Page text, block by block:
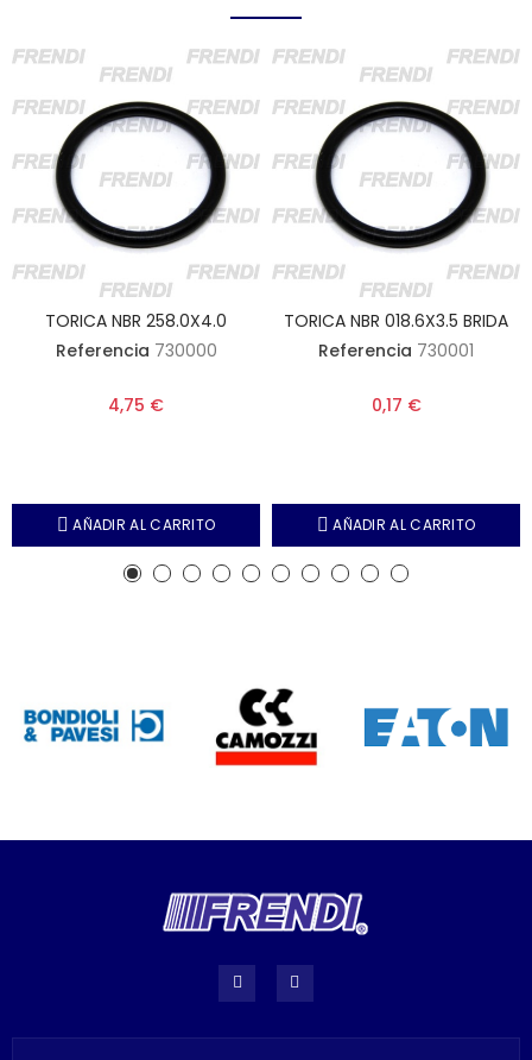
TORICA NBR 258.0X4.0
Referencia 730000
4,75 €
AÑADIR AL CARRITO
TORICA NBR 018.6X3.5 BRIDA
Referencia 730001
0,17 €
AÑADIR AL CARRITO